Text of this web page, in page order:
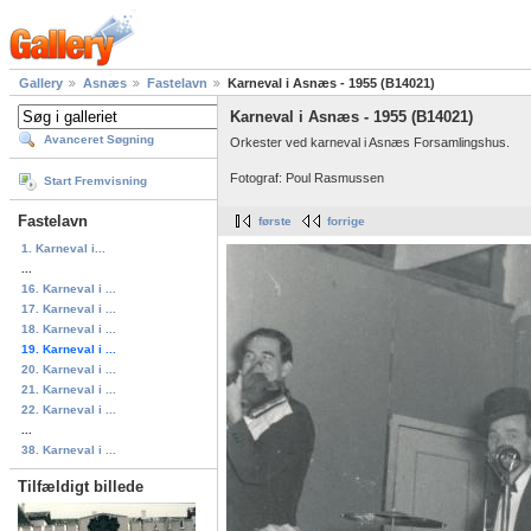
Gallery Asnæs Fastelavn Karneval i Asnæs - 1955 (B14021)
Avanceret Søgning
Start Fremvisning
Fastelavn
1. Karneval i...
16. Karneval i ...
17. Karneval i ...
18. Karneval i ...
19. Karneval i ...
20. Karneval i ...
21. Karneval i ...
22. Karneval i ...
38. Karneval i ...
Tilfældigt billede
Karneval i Asnæs - 1955 (B14021)
Orkester ved karneval i Asnæs Forsamlingshus.
Fotograf: Poul Rasmussen
første forrige